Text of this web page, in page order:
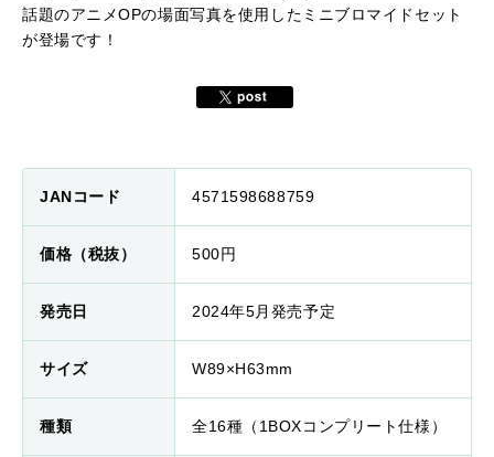
話題のアニメOPの場面写真を使用したミニブロマイドセット
が登場です！
JANコード 4571598688759
価格（税抜） 500円
発売日 2024年5月発売予定
サイズ W89×H63mm
種類 全16種（1BOXコンプリート仕様）